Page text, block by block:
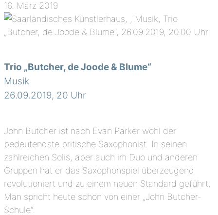
16. März 2019
Trio „Butcher, de Joode & Blume“
Musik
26.09.2019, 20 Uhr
John Butcher ist nach Evan Parker wohl der
bedeutendste britische Saxophonist. In seinen
zahlreichen Solis, aber auch im Duo und anderen
Gruppen hat er das Saxophonspiel überzeugend
revolutioniert und zu einem neuen Standard geführt.
Man spricht heute schon von einer „John Butcher-
Schule“.